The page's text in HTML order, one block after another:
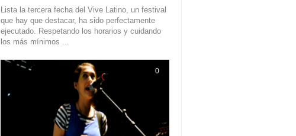
Lista la tercera fecha del Vive Latino, un festival
que hay que destacar, ha sido perfectamente
ejecutado. Respetando los horarios y cuidando
los más mínimos ...
0